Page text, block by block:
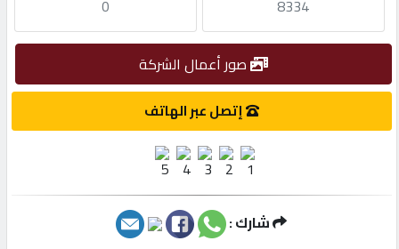
الاحصائيات
0 8334
صور أعمال الشركة
إتصل عبر الهاتف
شارك :